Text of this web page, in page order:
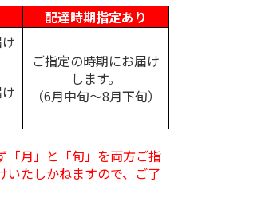
配達時期指定あり
ご指定の時期にお届け
します。
（6月中旬～8月下旬）
月」と「旬」を両方ご指
いたしかねますので、ご了